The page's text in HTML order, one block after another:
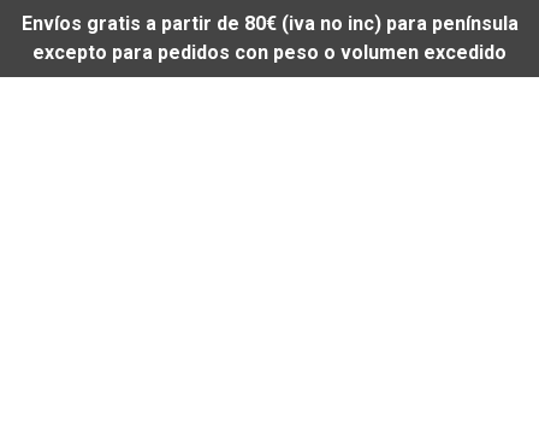
Envíos gratis a partir de 80€ (iva no inc) para península
excepto para pedidos con peso o volumen excedido